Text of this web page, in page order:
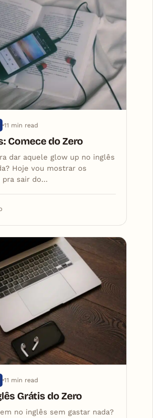
11 min read
Comece do Zero
dar aquele glow up no inglês
Hoje vou mostrar os
pra sair do…
11 min read
Grátis do Zero
no inglês sem gastar nada?